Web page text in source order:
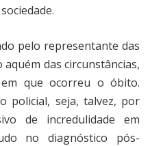
pelo representante das
das circunstâncias,
que ocorreu o óbito.
policial, seja, talvez, por
de incredulidade em
no diagnóstico pós-